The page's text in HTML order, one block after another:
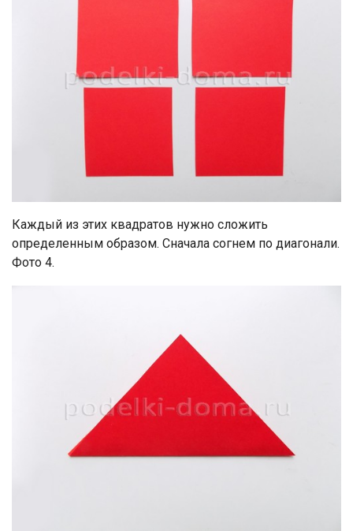
Каждый из этих квадратов нужно сложить
определенным образом. Сначала согнем по диагонали.
Фото 4.